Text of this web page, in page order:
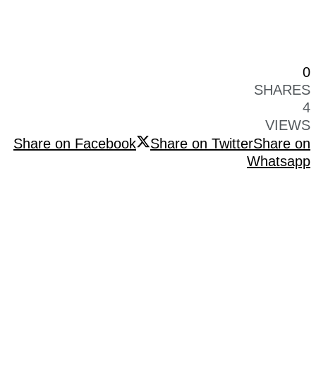
0
SHARES
4
VIEWS
Share on Facebook
Share on TwitterShare on
Whatsapp